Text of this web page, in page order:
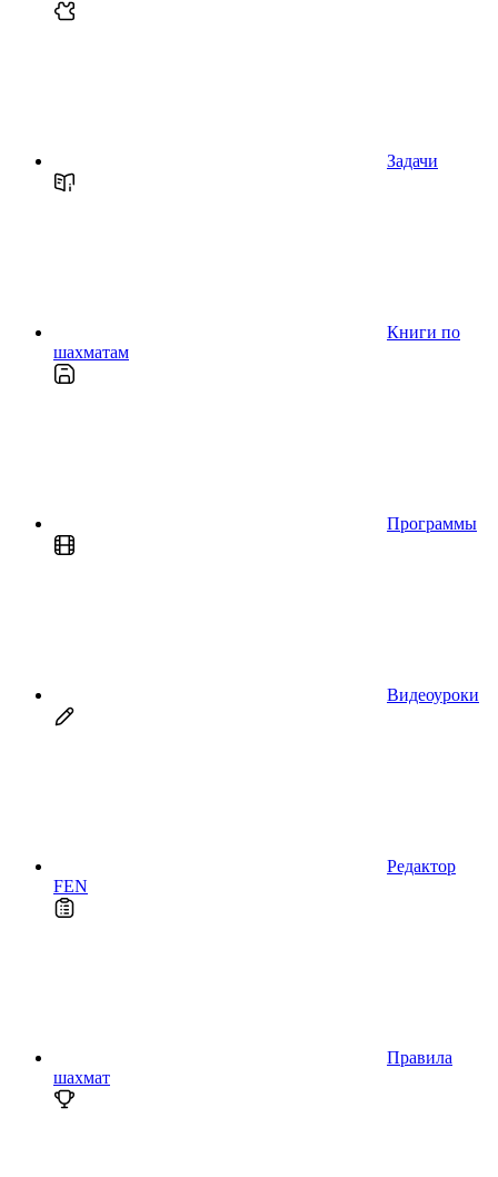
Задачи
Книги по
шахматам
Программы
Видеоуроки
Редактор
FEN
Правила
шахмат